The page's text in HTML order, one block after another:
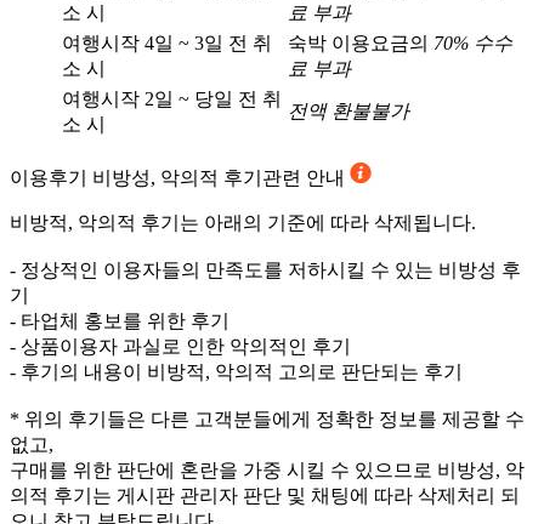
소 시
료 부과
여행시작 4일 ~ 3일 전 취
소 시
숙박 이용요금의 70% 수수
료 부과
여행시작 2일 ~ 당일 전 취
소 시
전액 환불불가
이용후기 비방성, 악의적 후기관련 안내
비방적, 악의적 후기는 아래의 기준에 따라 삭제됩니다.
- 정상적인 이용자들의 만족도를 저하시킬 수 있는 비방성 후
기
- 타업체 홍보를 위한 후기
- 상품이용자 과실로 인한 악의적인 후기
- 후기의 내용이 비방적, 악의적 고의로 판단되는 후기
* 위의 후기들은 다른 고객분들에게 정확한 정보를 제공할 수
없고,
구매를 위한 판단에 혼란을 가중 시킬 수 있으므로 비방성, 악
의적 후기는 게시판 관리자 판단 및 채팅에 따라 삭제처리 되